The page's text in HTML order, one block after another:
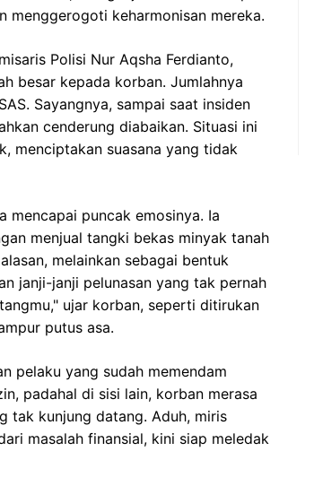
menggerogoti keharmonisan mereka.
Polisi Nur Aqsha Ferdianto,
besar kepada korban. Jumlahnya
Sayangnya, sampai saat insiden
cenderung diabaikan. Situasi ini
menciptakan suasana yang tidak
mencapai puncak emosinya. Ia
menjual tangki bekas minyak tanah
melainkan sebagai bentuk
janji-janji pelunasan yang tak pernah
ujar korban, seperti ditirukan
putus asa.
pelaku yang sudah memendam
padahal di sisi lain, korban merasa
tak kunjung datang. Aduh, miris
masalah finansial, kini siap meledak